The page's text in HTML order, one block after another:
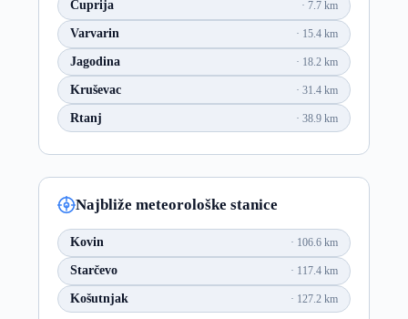
Ćuprija 7.7 km
Varvarin 15.4 km
Jagodina 18.2 km
Kruševac 31.4 km
Rtanj 38.9 km
Najbliže meteorološke stanice
Kovin 106.6 km
Starčevo 117.4 km
Košutnjak 127.2 km